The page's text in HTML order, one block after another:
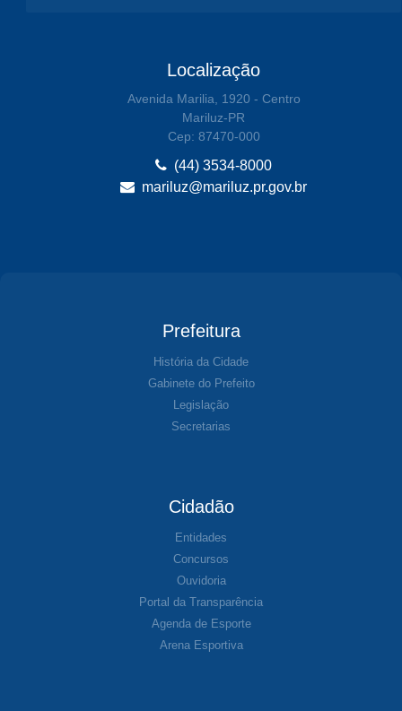
Localização
Avenida Marilia, 1920 - Centro
Mariluz-PR
Cep: 87470-000
(44) 3534-8000
mariluz@mariluz.pr.gov.br
Prefeitura
História da Cidade
Gabinete do Prefeito
Legislação
Secretarias
Cidadão
Entidades
Concursos
Ouvidoria
Portal da Transparência
Agenda de Esporte
Arena Esportiva